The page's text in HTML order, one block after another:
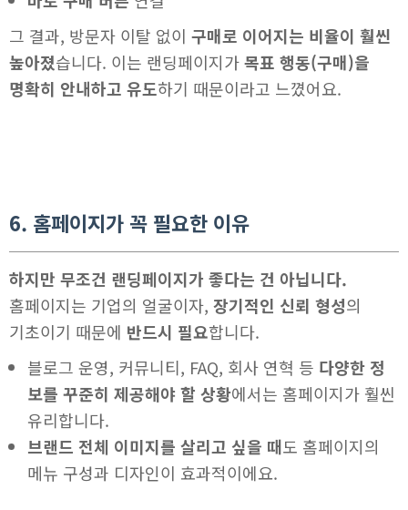
그 결과, 방문자 이탈 없이 구매로 이어지는 비율이 훨씬
높아졌습니다. 이는 랜딩페이지가목표 행동(구매)을
명확히 안내하고 유도하기 때문이라고 느꼈어요.
6. 홈페이지가 꼭 필요한 이유
하지만 무조건 랜딩페이지가 좋다는 건 아닙니다.
홈페이지는 기업의 얼굴이자, 장기적인 신뢰 형성의
기초이기 때문에 반드시 필요합니다.
블로그 운영, 커뮤니티, FAQ, 회사 연혁 등 다양한 정
보를 꾸준히 제공해야 할 상황에서는 홈페이지가 훨씬
유리합니다.
브랜드 전체 이미지를 살리고 싶을 때도 홈페이지의
메뉴 구성과 디자인이 효과적이에요.